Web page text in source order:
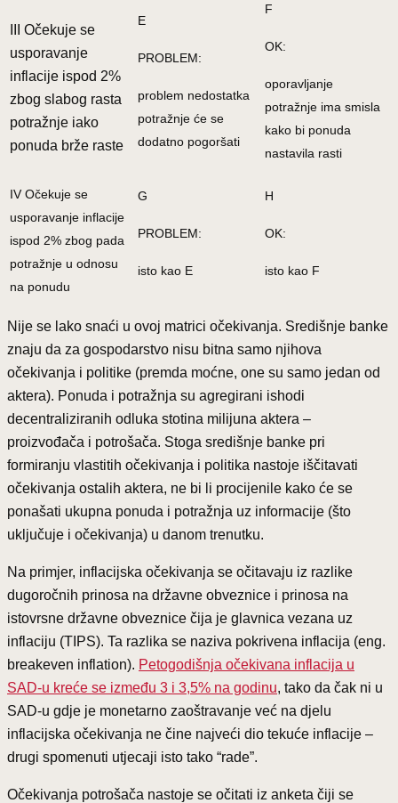
III Očekuje se
usporavanje
inflacije ispod 2%
zbog slabog rasta
potražnje iako
ponuda brže raste
E
PROBLEM:
problem nedostatka
potražnje će se
dodatno pogoršati
F
OK:
oporavljanje
potražnje ima smisla
kako bi ponuda
nastavila rasti
IV Očekuje se
usporavanje inflacije
ispod 2% zbog pada
potražnje u odnosu
na ponudu
G
PROBLEM:
isto kao E
H
OK:
isto kao F
Nije se lako snaći u ovoj matrici očekivanja. Središnje banke
znaju da za gospodarstvo nisu bitna samo njihova
očekivanja i politike (premda moćne, one su samo jedan od
aktera). Ponuda i potražnja su agregirani ishodi
decentraliziranih odluka stotina milijuna aktera –
proizvođača i potrošača. Stoga središnje banke pri
formiranju vlastitih očekivanja i politika nastoje iščitavati
očekivanja ostalih aktera, ne bi li procijenile kako će se
ponašati ukupna ponuda i potražnja uz informacije (što
uključuje i očekivanja) u danom trenutku.
Na primjer, inflacijska očekivanja se očitavaju iz razlike
dugoročnih prinosa na državne obveznice i prinosa na
istovrsne državne obveznice čija je glavnica vezana uz
inflaciju (TIPS). Ta razlika se naziva pokrivena inflacija (eng.
breakeven inflation). Petogodišnja očekivana inflacija u
SAD-u kreće se između 3 i 3,5% na godinu, tako da čak ni u
SAD-u gdje je monetarno zaoštravanje već na djelu
inflacijska očekivanja ne čine najveći dio tekuće inflacije –
drugi spomenuti utjecaji isto tako “rade”.
Očekivanja potrošača nastoje se očitati iz anketa čiji se